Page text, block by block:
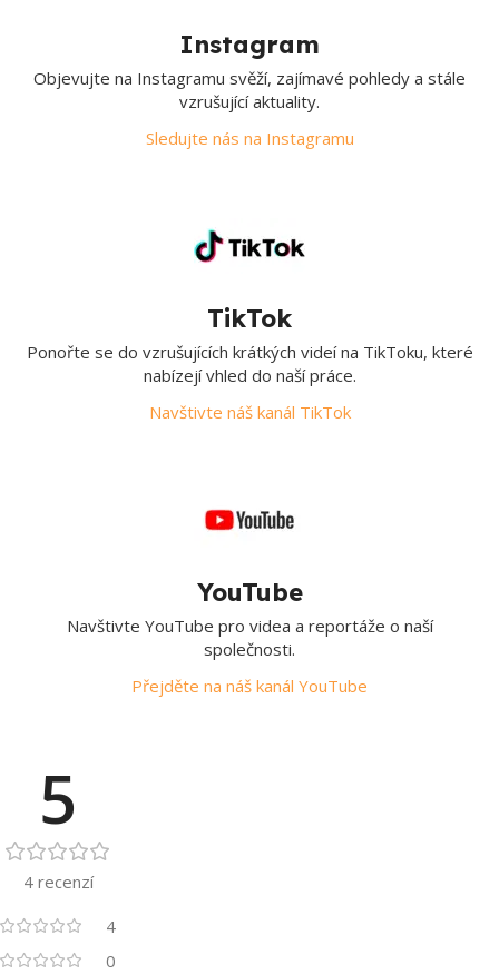
Instagram
Objevujte na Instagramu svěží, zajímavé pohledy a stále
vzrušující aktuality.
Sledujte nás na Instagramu
TikTok
Ponořte se do vzrušujících krátkých videí na TikToku, které
nabízejí vhled do naší práce.
Navštivte náš kanál TikTok
YouTube
Navštivte YouTube pro videa a reportáže o naší
společnosti.
Přejděte na náš kanál YouTube
5
4 recenzí
4
0